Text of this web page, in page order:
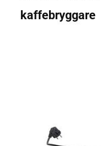
kaffebryggare